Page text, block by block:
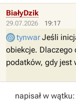
29.07.2026 19:17
BiałyDzik
tynwarJeśli
obiekcje. Dlaczego
podatków, gdy jest
napisał w wątku: